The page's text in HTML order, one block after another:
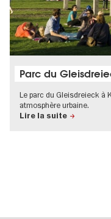
Parc du
Le parc du Gleisdreieck à
atmosphère urbaine.
Lire la suite